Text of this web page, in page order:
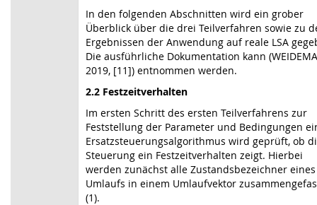
In den folgenden Abschnitten wird ein grober
Überblick über die drei Teilverfahren sowie zu
Ergebnissen der Anwendung auf reale LSA
Die ausführliche Dokumentation kann
2019, [11]) entnommen werden.
2.2 Festzeitverhalten
Im ersten Schritt des ersten Teilverfahrens zur
Feststellung der Parameter und Bedingungen
Ersatz­steuerungsalgorithmus wird geprüft, ob
Steuerung ein Festzeitverhalten zeigt. Hierbei
werden zunächst alle Zustandsbezeichner eines
Umlaufs in einem Umlaufvektor
(1).